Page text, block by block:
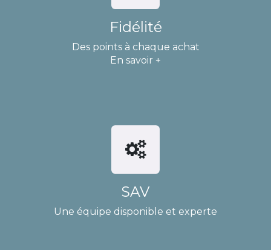
Fidélité
Des points à chaque achat
En savoir +
SAV
Une équipe disponible et experte